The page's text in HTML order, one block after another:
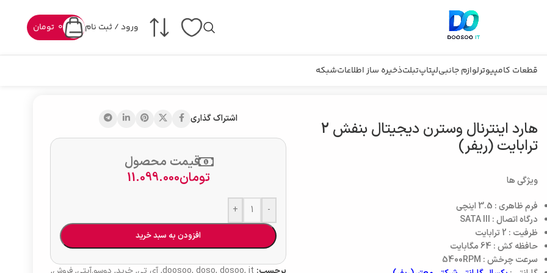
ورود / ثبت نام تومان 0
قطعات کامپیوترلوازم جانبیلپتاپتبلتذخیره ساز اطلاعاتشبکه
هارد اینترنال وسترن دیجیتال بنفش 2
ترابایت (ریفر)
ویژگی ها
فرم ظاهری : 3.5 اینچی
درگاه اتصال : SATA III
ظرفیت : 2 ترابایت
حافظه کش :‌ 64 مگابایت
سرعت چرخش : 5400RPM
اشتراک گذاری
قیمت محصول
تومان11.099.000
-
+
افزودن به سبد خرید